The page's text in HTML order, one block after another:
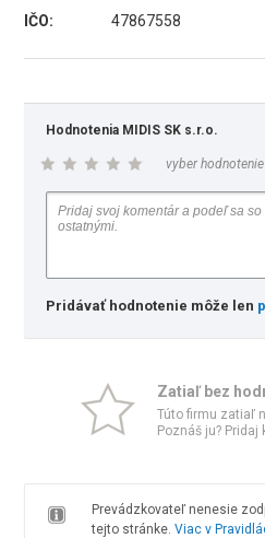
IČO:
47867558
Hodnotenia MIDIS SK s.r.o.
vyber hodnotenie
Pridávať hodnotenie môže len
Zatiaľ bez
Túto firmu zatiaľ
Poznáš ju?
Prevádzkovateľ nenesie
tejto stránke. Viac v